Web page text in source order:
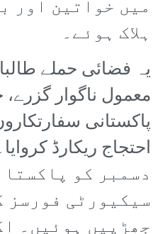
میں خواتین اور
ہلاک ہوئے۔
یہ فضائی حملے
معمول ناگوار
پاکستانی
دسمبر کو
سیکیورٹی فورسز